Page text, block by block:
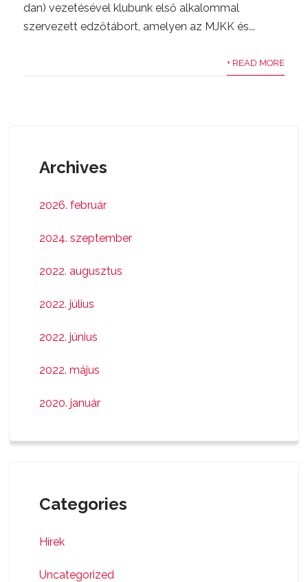
dan) vezetésével klubunk első alkalommal
szervezett edzőtábort, amelyen az MJKK és...
+ READ MORE
Archives
2026. február
2024. szeptember
2022. augusztus
2022. július
2022. június
2022. május
2020. január
Categories
Hírek
Uncategorized